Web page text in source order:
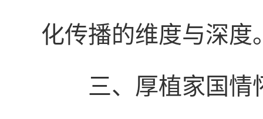
化传播的维度与深度
三、厚植家国情